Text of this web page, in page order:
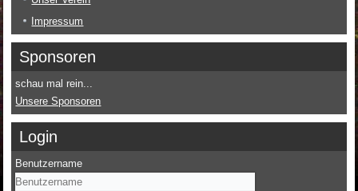
Impressum
Sponsoren
schau mal rein...
Unsere Sponsoren
Login
Benutzername